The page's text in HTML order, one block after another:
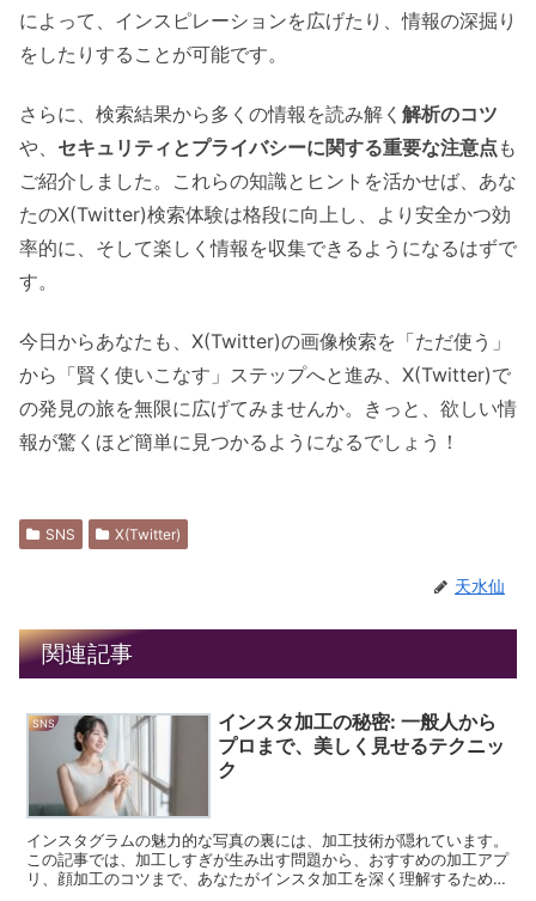
によって、インスピレーションを広げたり、情報の深掘り
をしたりすることが可能です。
さらに、検索結果から多くの情報を読み解く 解析のコツ
や、 セキュリティとプライバシーに関する重要な注意点 も
ご紹介しました。これらの知識とヒントを活かせば、あな
たのX(Twitter)検索体験は格段に向上し、より安全かつ効
率的に、そして楽しく情報を収集できるようになるはずで
す。
今日からあなたも、X(Twitter)の画像検索を「ただ使う」
から「賢く使いこなす」ステップへと進み、X(Twitter)で
の発見の旅を無限に広げてみませんか。きっと、欲しい情
報が驚くほど簡単に見つかるようになるでしょう！
SNS X(Twitter)
天水仙
関連記事
SNS
インスタ加工の秘密: 一般人から
プロまで、美しく見せるテクニッ
ク
インスタグラムの魅力的な写真の裏には、加工技術が隠れています。
この記事では、加工しすぎが生み出す問題から、おすすめの加工アプ
リ、顔加工のコツまで、あなたがインスタ加工を深く理解するための